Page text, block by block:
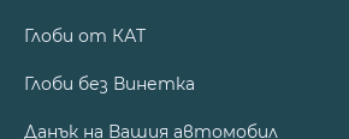
Глоби от КАТ
Глоби без Винетка
Данък на Вашия автомобил